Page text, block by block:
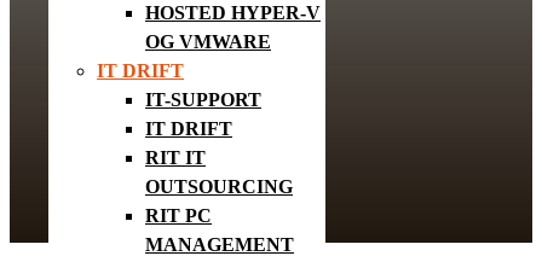
HOSTED HYPER-V
OG VMWARE
IT DRIFT
IT-SUPPORT
IT DRIFT
RIT IT
OUTSOURCING
RIT PC
MANAGEMENT